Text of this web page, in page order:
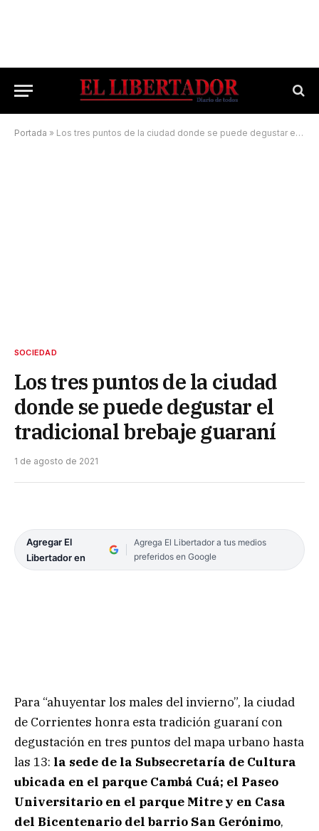
Portada » Los tres puntos de la ciudad donde se puede degustar el tradicional brebaje guaraní
SOCIEDAD
Los tres puntos de la ciudad
donde se puede degustar el
tradicional brebaje guaraní
1 de agosto de 2021
Agregar El
Libertador en
Agrega El Libertador a tus medios
preferidos en Google
Para “ahuyentar los males del invierno”, la ciudad
de Corrientes honra esta tradición guaraní con
degustación en tres puntos del mapa urbano hasta
las 13: la sede de la Subsecretaría de Cultura
ubicada en el parque Cambá Cuá; el Paseo
Universitario en el parque Mitre y en Casa
del Bicentenario del barrio San Gerónimo,